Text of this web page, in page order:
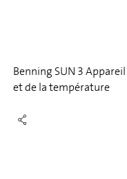
Benning SUN 3
et de la température